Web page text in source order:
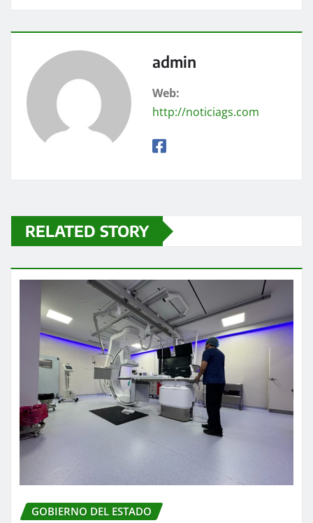
admin
Web:
http://noticiags.com
RELATED STORY
GOBIERNO DEL ESTADO